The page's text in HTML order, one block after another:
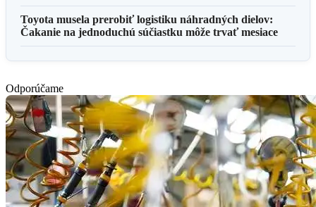
Toyota musela prerobiť logistiku náhradných dielov:
Čakanie na jednoduchú súčiastku môže trvať mesiace
Odporúčame